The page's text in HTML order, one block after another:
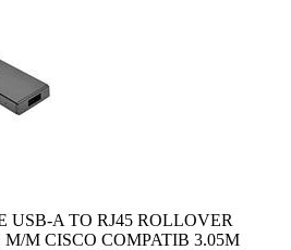
USB-A TO RJ45 ROLLOVER
M CISCO COMPATIB 3.05M